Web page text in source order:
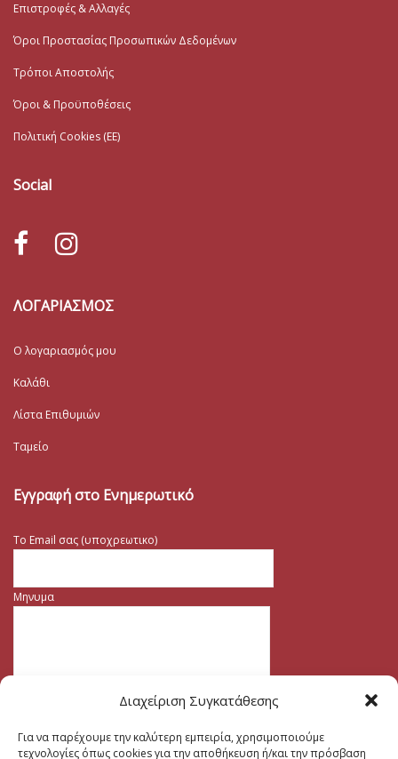
Διαχείριση Συγκατάθεσης
Για να παρέχουμε την καλύτερη εμπειρία, χρησιμοποιούμε
τεχνολογίες όπως cookies για την αποθήκευση ή/και την πρόσβαση
Επιστροφές & Αλλαγές
Όροι Προστασίας Προσωπικών Δεδομένων
Τρόποι Αποστολής
Όροι & Προϋποθέσεις
Πολιτική Cookies (ΕΕ)
Social
ΛΟΓΑΡΙΑΣΜΟΣ
Ο λογαριασμός μου
Καλάθι
Λίστα Επιθυμιών
Ταμείο
Εγγραφή στο Ενημερωτικό
Το Email σας (υποχρεωτικο)
Μηνυμα